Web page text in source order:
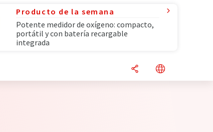
Producto de la semana
Potente medidor de oxígeno: compacto,
portátil y con batería recargable
integrada